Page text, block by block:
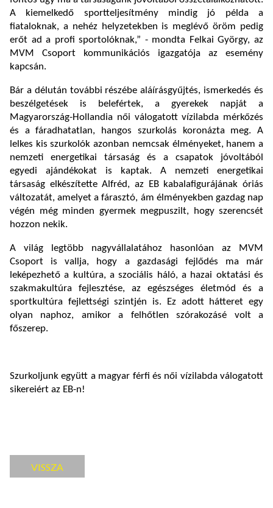
A kiemelkedő sportteljesítmény mindig jó példa a
fiataloknak, a nehéz helyzetekben is meglévő öröm pedig
erőt ad a profi sportolóknak,” - mondta Felkai György, az
MVM Csoport kommunikációs igazgatója az esemény
kapcsán.
Bár a délután további részébe aláírásgyűjtés, ismerkedés és
beszélgetések is belefértek, a gyerekek napját a
Magyarország-Hollandia női válogatott vízilabda mérkőzés
és a fáradhatatlan, hangos szurkolás koronázta meg. A
lelkes kis szurkolók azonban nemcsak élményeket, hanem a
nemzeti energetikai társaság és a csapatok jóvoltából
egyedi ajándékokat is kaptak. A nemzeti energetikai
társaság elkészítette Alfréd, az EB kabalafigurájának óriás
változatát, amelyet a fárasztó, ám élményekben gazdag nap
végén még minden gyermek megpuszilt, hogy szerencsét
hozzon nekik.
A világ legtöbb nagyvállalatához hasonlóan az MVM
Csoport is vallja, hogy a gazdasági fejlődés ma már
leképezhető a kultúra, a szociális háló, a hazai oktatási és
szakmakultúra fejlesztése, az egészséges életmód és a
sportkultúra fejlettségi szintjén is. Ez adott hátteret egy
olyan naphoz, amikor a felhőtlen szórakozásé volt a
főszerep.
Szurkoljunk együtt a magyar férfi és női vízilabda válogatott
sikereiért az EB-n!
VISSZA